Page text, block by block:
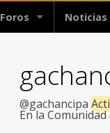
Foros Noticias
@gachancipa
En la